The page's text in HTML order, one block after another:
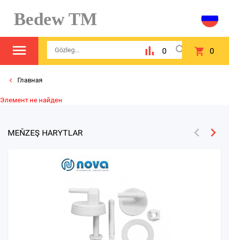
Bedew TM
0 0
Главная
Элемент не найден
MEŇZEŞ HARYTLAR